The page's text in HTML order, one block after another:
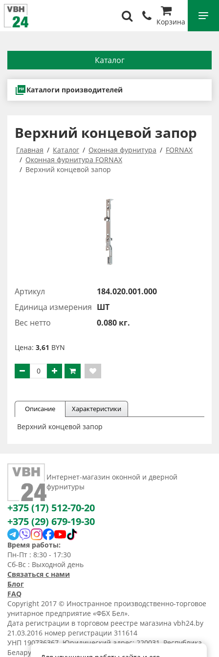
Корзина
Каталог
Каталоги производителей
Верхний концевой запор
Главная Каталог Оконная фурнитура
FORNAX
Оконная фурнитура FORNAX
Верхний концевой запор
Артикул
184.020.001.000
Единица измерения ШТ
Вес нетто
0.080 кг.
Цена: 3,61 BYN
Описание Характеристики
Верхний концевой запор
Интернет-магазин оконной и дверной
фурнитуры
+375 (17) 512-70-20
+375 (29) 679-19-30
Время работы:
Пн-Пт : 8:30 - 17:30
Сб-Вс : Выходной день
Связаться с нами
Блог
FAQ
Copyright 2017 © Иностранное производственно-торговое
унитарное предприятие «ФБХ Бел».
Дата регистрации в торговом реестре магазина vbh24.by
21.03.2016 номер регистрации 311614
УНП 190736367. Юридический адрес: 220031, Республика
Беларусь, г. Минск, ул. Танковая, 15-1, 5 этаж;